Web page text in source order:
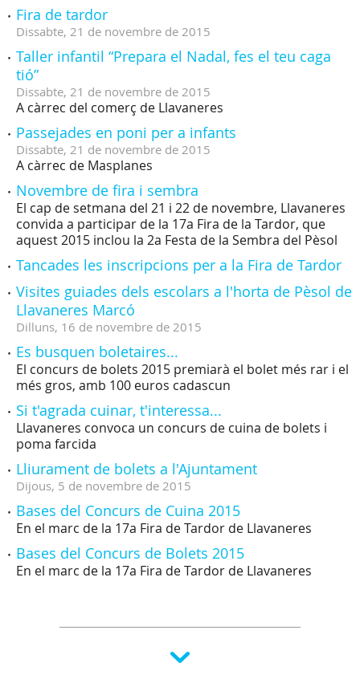
Fira de tardor
Dissabte, 21 de novembre de 2015
Taller infantil “Prepara el Nadal, fes el teu caga
tió”
Dissabte, 21 de novembre de 2015
A càrrec del comerç de Llavaneres
Passejades en poni per a infants
Dissabte, 21 de novembre de 2015
A càrrec de Masplanes
Novembre de fira i sembra
El cap de setmana del 21 i 22 de novembre, Llavaneres
convida a participar de la 17a Fira de la Tardor, que
aquest 2015 inclou la 2a Festa de la Sembra del Pèsol
Tancades les inscripcions per a la Fira de Tardor
Visites guiades dels escolars a l'horta de Pèsol de
Llavaneres Marcó
Dilluns, 16 de novembre de 2015
Es busquen boletaires...
El concurs de bolets 2015 premiarà el bolet més rar i el
més gros, amb 100 euros cadascun
Si t'agrada cuinar, t'interessa...
Llavaneres convoca un concurs de cuina de bolets i
poma farcida
Lliurament de bolets a l'Ajuntament
Dijous, 5 de novembre de 2015
Bases del Concurs de Cuina 2015
En el marc de la 17a Fira de Tardor de Llavaneres
Bases del Concurs de Bolets 2015
En el marc de la 17a Fira de Tardor de Llavaneres